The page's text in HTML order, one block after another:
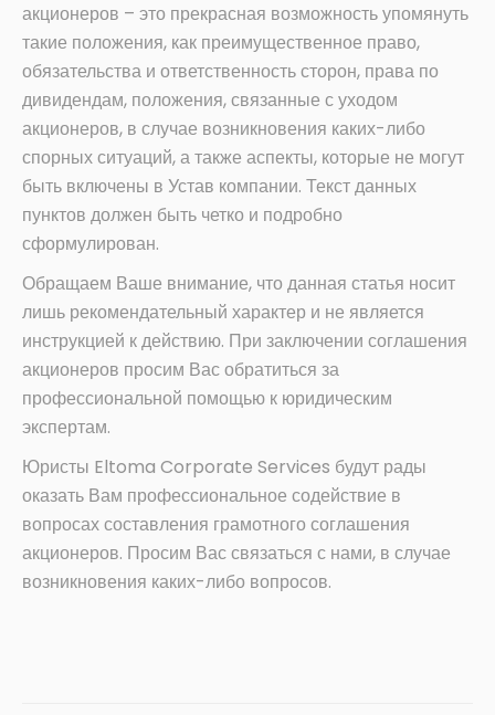
акционеров – это прекрасная возможность упомянуть
такие положения, как преимущественное право,
обязательства и ответственность сторон, права по
дивидендам, положения, связанные с уходом
акционеров, в случае возникновения каких-либо
спорных ситуаций, а также аспекты, которые не могут
быть включены в Устав компании. Текст данных
пунктов должен быть четко и подробно
сформулирован.
Обращаем Ваше внимание, что данная статья носит
лишь рекомендательный характер и не является
инструкцией к действию. При заключении соглашения
акционеров просим Вас обратиться за
профессиональной помощью к юридическим
экспертам.
Юристы Eltoma Corporate Services будут рады
оказать Вам профессиональное содействие в
вопросах составления грамотного соглашения
акционеров. Просим Вас связаться с нами, в случае
возникновения каких-либо вопросов.